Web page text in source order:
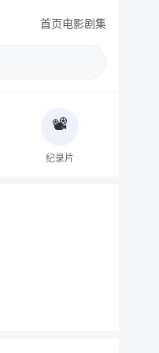
首页电影剧集
📽️
纪录片